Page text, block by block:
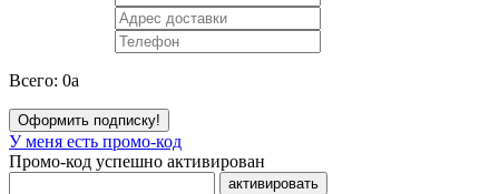
Всего: 0a
Оформить подписку!
У меня есть промо-код
Промо-код успешно активирован
активировать